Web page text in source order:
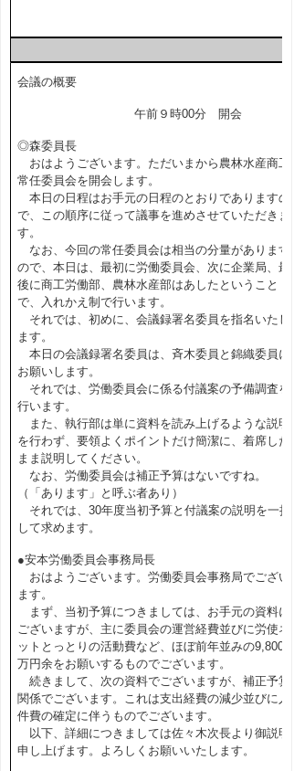
会議の概要
午前９時00分 開会
◎森委員長
おはようございます。ただいまから農林水産商工
常任委員会を開会します。
本日の日程はお手元の日程のとおりでありますの
で、この順序に従って議事を進めさせていただきま
す。
なお、今回の常任委員会は相当の分量があります
ので、本日は、最初に労働委員会、次に企業局、最
後に商工労働部、農林水産部はあしたということ
で、入れかえ制で行います。
それでは、初めに、会議録署名委員を指名いたし
ます。
本日の会議録署名委員は、斉木委員と錦織委員に
お願いします。
それでは、労働委員会に係る付議案の予備調査を
行います。
また、執行部は単に資料を読み上げるような説明
を行わず、要領よくポイントだけ簡潔に、着席した
まま説明してください。
なお、労働委員会は補正予算はないですね。
（「あります」と呼ぶ者あり）
それでは、30年度当初予算と付議案の説明を一括
して求めます。
●安本労働委員会事務局長
おはようございます。労働委員会事務局でござい
ます。
まず、当初予算につきましては、お手元の資料に
ございますが、主に委員会の運営経費並びに労使ネ
ットとっとりの活動費など、ほぼ前年並みの9,800
万円余をお願いするものでございます。
続きまして、次の資料でございますが、補正予算
関係でございます。これは支出経費の減少並びに人
件費の確定に伴うものでございます。
以下、詳細につきましては佐々木次長より御説明
申し上げます。よろしくお願いいたします。